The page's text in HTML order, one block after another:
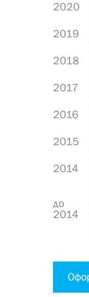
2020
2019
2018
2017
2016
2015
2014
до
2014